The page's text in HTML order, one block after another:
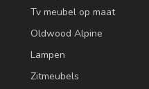
Tv meubel op maat
Oldwood Alpine
Lampen
Zitmeubels